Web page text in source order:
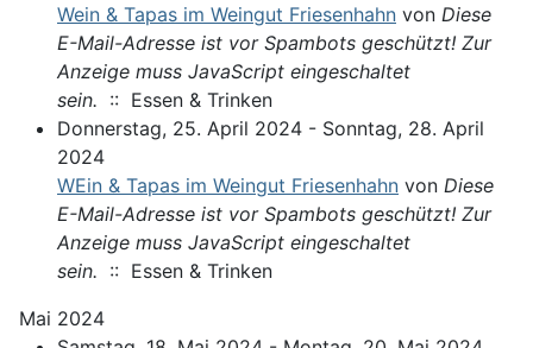
Wein & Tapas im Weingut Friesenhahn von Diese
E-Mail-Adresse ist vor Spambots geschützt! Zur
Anzeige muss JavaScript eingeschaltet
sein. :: Essen & Trinken
Donnerstag, 25. April 2024 - Sonntag, 28. April
2024
WEin & Tapas im Weingut Friesenhahn von Diese
E-Mail-Adresse ist vor Spambots geschützt! Zur
Anzeige muss JavaScript eingeschaltet
sein. :: Essen & Trinken
Mai 2024